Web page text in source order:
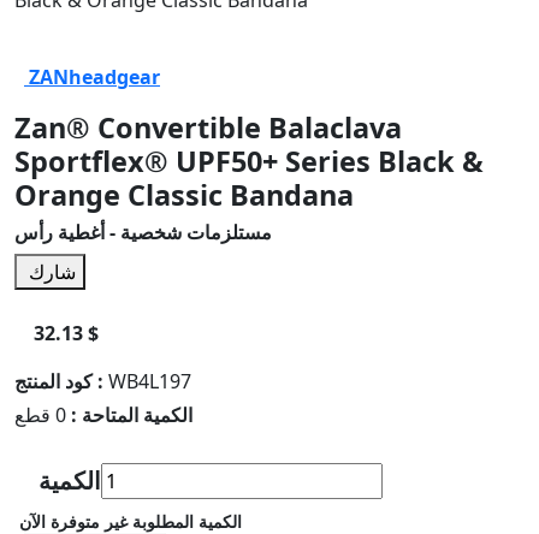
ZANheadgear
Zan® Convertible Balaclava
Sportflex® UPF50+ Series Black &
Orange Classic Bandana
مستلزمات شخصية - أغطية رأس
شارك
32.13 $
كود المنتج : WB4L197
الكمية المتاحة : 0 قطع
الكمية
الكمية المطلوبة غير متوفرة الآن